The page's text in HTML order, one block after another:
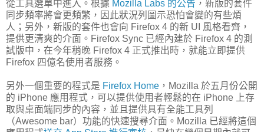
從工具選單中進入。根據 Mozilla Labs 的公告 ，新版的套件
同步頻率將會更頻繁，因此狀況列圖示恐怕會變的有些煩
人；另外，新版的套件也會向 Firefox 4 的新 UI 風格看齊，
提供更清爽的介面。Firefox Sync 已經內建於 Firefox 4 的測
試版中，在今年稍晚 Firefox 4 正式推出時，就能立即提供
Firefox 四億名使用者服務。
另外一個重要的程式是 Firefox Home ，Mozilla 於五月份公開
的 iPhone 應用程式，可以提供使用者輕鬆的在 iPhone 上存
取與桌面端同步的內容，並且提供具有全能工具列
（Awesome bar）功能的快速搜尋介面。Mozilla 已經將這個